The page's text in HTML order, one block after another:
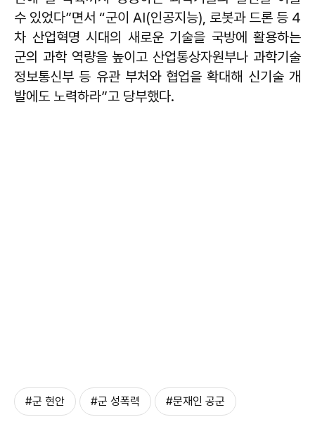
수 있었다”면서 “군이 AI(인공지능), 로봇과 드론 등 4
차 산업혁명 시대의 새로운 기술을 국방에 활용하는
군의 과학 역량을 높이고 산업통상자원부나 과학기술
정보통신부 등 유관 부처와 협업을 확대해 신기술 개
발에도 노력하라”고 당부했다.
#군 현안 #군 성폭력 #문재인 공군